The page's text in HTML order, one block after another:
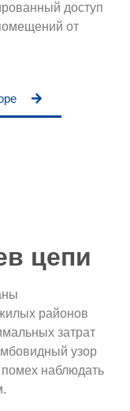
доступ
от
цепи
районов
затрат
узор
помех наблюдать